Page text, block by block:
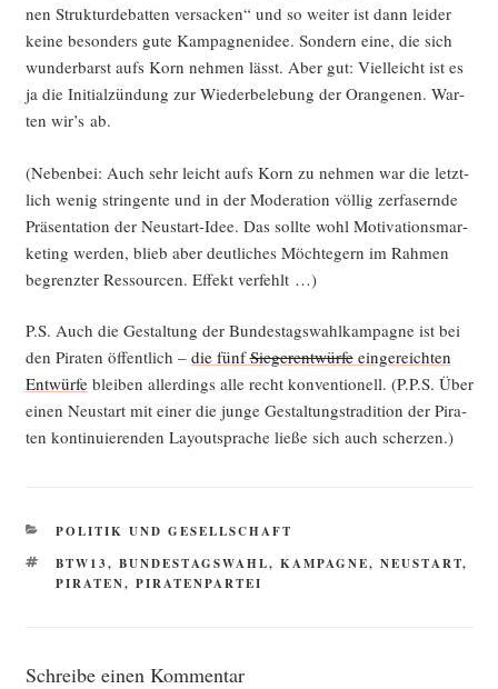
nen Struk­tur­de­bat­ten ver­sa­cken“ und so wei­ter ist dann lei­der
kei­ne beson­ders gute Kam­pa­gnen­idee. Son­dern eine, die sich
wun­der­barst aufs Korn neh­men lässt. Aber gut: Viel­leicht ist es
ja die Initi­al­zün­dung zur Wie­der­be­le­bung der Oran­ge­nen. War­
ten wir’s ab.
(Neben­bei: Auch sehr leicht aufs Korn zu neh­men war die letzt­
lich wenig strin­gen­te und in der Mode­ra­ti­on völ­lig zer­fa­sern­de
Prä­sen­ta­ti­on der Neu­start-Idee. Das soll­te wohl Moti­va­ti­ons­mar­
ke­ting wer­den, blieb aber deut­li­ches Möch­te­gern im Rah­men
begrenz­ter Res­sour­cen. Effekt verfehlt …)
P.S. Auch die Gestal­tung der Bun­des­tags­wahl­kam­pa­gne ist bei
den Pira­ten öffent­lich – die fünfSie­ger­ent­wür­feein­ge­reich­ten
Ent­wür­feblei­ben aller­dings alle recht kon­ven­tio­nell. (P.P.S. Über
einen Neu­start mit einer die jun­ge Gestal­tungs­tra­di­ti­on der Pira­
ten kon­ti­nu­ie­ren­den Lay­out­spra­che lie­ße sich auch scherzen.)
KATEGORIEN
POLITIK UND GESELLSCHAFT
SCHLAGWÖRTER
BTW13, BUNDESTAGSWAHL, KAMPAGNE, NEUSTART,
PIRATEN, PIRATENPARTEI
Schreibe einen Kommentar